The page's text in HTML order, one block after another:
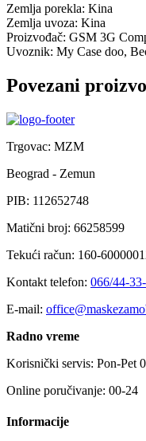
Zemlja porekla: Kina
Zemlja uvoza: Kina
Proizvođač: GSM 3G
Uvoznik: My Case doo,
Povezani
Trgovac: MZM
Beograd - Zemun
PIB: 112652748
Matični broj: 66258599
Tekući račun: 160-
Kontakt telefon: 066/44-
E-mail:
Radno vreme
Korisnički servis: Pon-Pet
Online poručivanje: 00-24
Informacije